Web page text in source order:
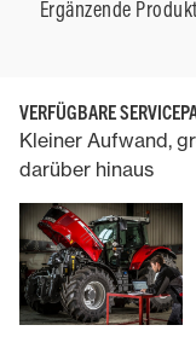
Ergänzende
VERFÜGBARE
Kleiner Aufwand,
darüber hinaus